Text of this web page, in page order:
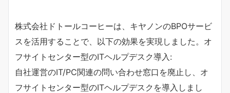
株式会社ドトールコーヒーは、キヤノンのBPOサービ
スを活用することで、以下の効果を実現しました。オ
フサイトセンター型のITヘルプデスク導入:
自社運営のIT/PC関連の問い合わせ窓口を廃止し、オ
フサイトセンター型のITヘルプデスクを導入しまし